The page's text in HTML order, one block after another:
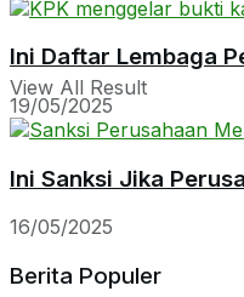
View All Result
Ini Daftar Lembaga
19/05/2025
Ini Sanksi Jika
16/05/2025
Berita Populer